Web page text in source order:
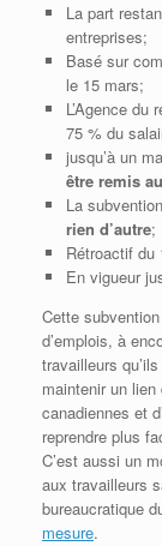
La part
entreprises;
Basé sur
le 15 mars;
L’Agence
75 % du
jusqu’à un
être remis
La
rien d’autre;
Rétroactif du
En vigueur
Cette
d’emplois, à
travailleurs
maintenir un
canadiennes et
reprendre plus
C’est aussi un
aux travailleurs
bureaucratique
mesure.